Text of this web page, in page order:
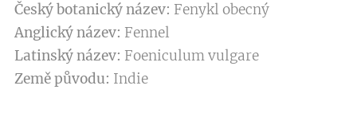
Český botanický název: Fenykl obecný
Anglický název: Fennel
Latinský název: Foeniculum vulgare
Země původu: Indie